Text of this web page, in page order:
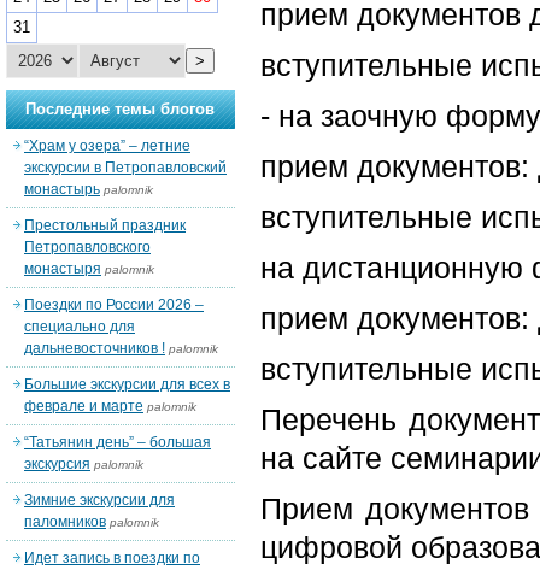
прием документов
вступительные
- на заочную
прием документов:
вступительные
на дистанционную
прием документов:
вступительные
Перечень
на сайте
Прием
цифровой
31
>
Последние темы блогов
“Храм у озера” – летние
экскурсии в Петропавловский
монастырь palomnik
Престольный праздник
Петропавловского
монастыря palomnik
Поездки по России 2026 –
специально для
дальневосточников ! palomnik
Большие экскурсии для всех в
феврале и марте palomnik
“Татьянин день” – большая
экскурсия palomnik
Зимние экскурсии для
паломников palomnik
Идет запись в поездки по